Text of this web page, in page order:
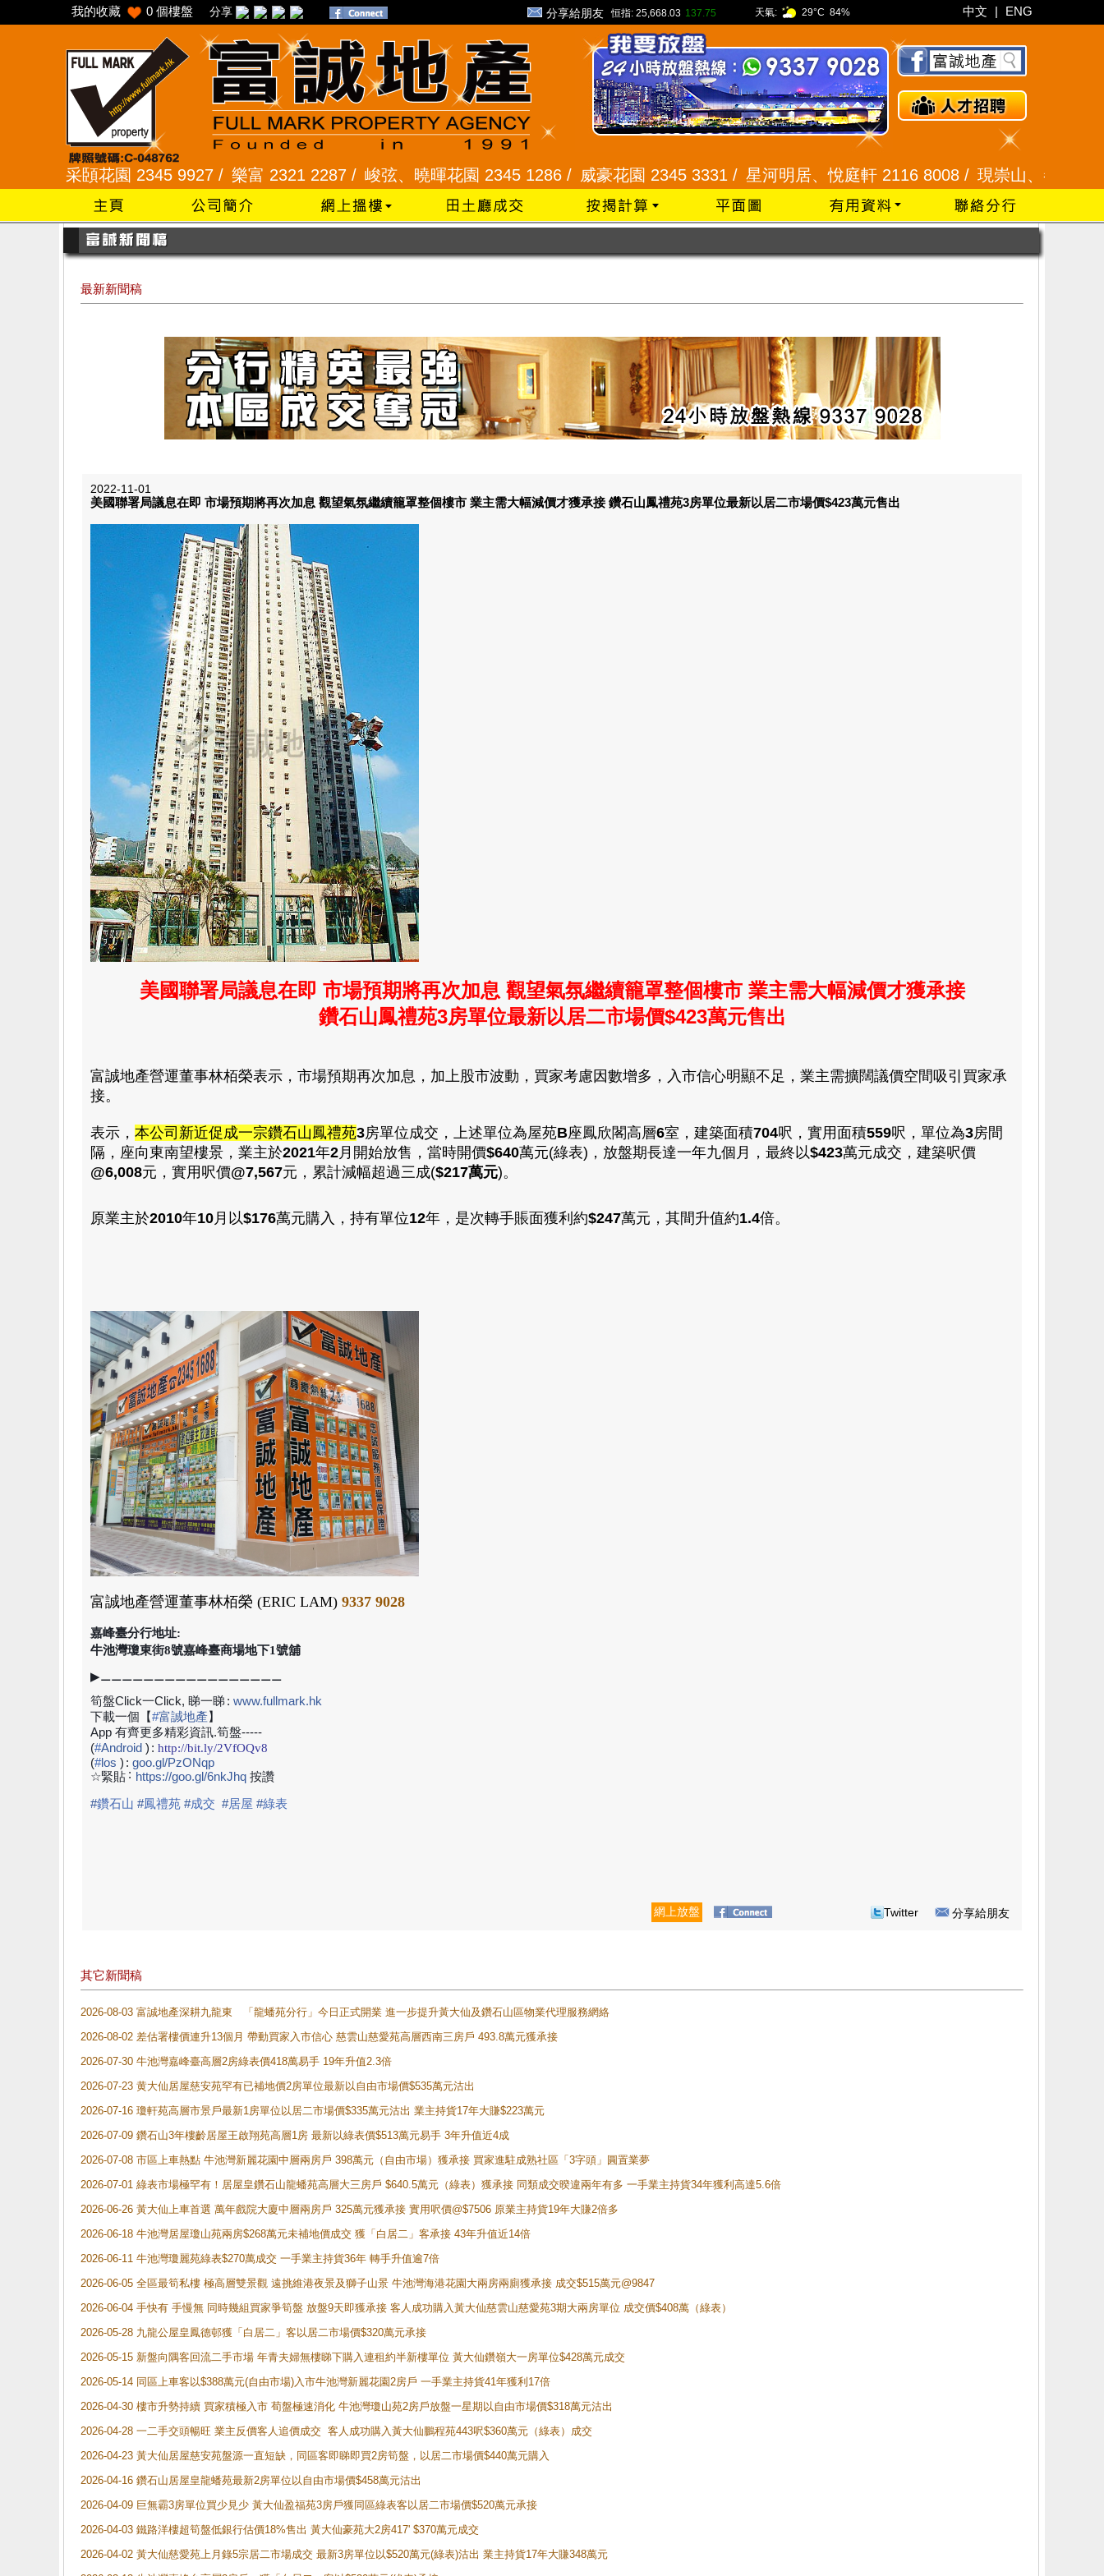
我的收藏 0 個樓盤 分享 分享給朋友 恒指: 25,668.03 137.75 天氣: 29°C 84% 中文 | ENG
花園 2345 9927 / 樂富 2321 2287 / 峻弦、曉暉花園 2345 1286 / 威豪花園 2345 3331 / 星河明居、悅庭軒 2116 8008 / 現崇山、譽港灣 2345 9926
最新新聞稿
2022-11-01
美國聯署局議息在即 市場預期將再次加息 觀望氣氛繼續籠罩整個樓市 業主需大幅減價才獲承接 鑽石山鳳禮苑3房單位最新以居二市場價$423萬元售出
美國聯署局議息在即 市場預期將再次加息 觀望氣氛繼續籠罩整個樓市 業主需大幅減價才獲承接
鑽石山鳳禮苑3房單位最新以居二市場價$423萬元售出
富誠地產營運董事林栢榮表示 ， 市場預期再次加息 ， 加上股市波動 ，買家考慮因數增多 ，入市信心明顯不足 ， 業主需擴闊議價空間吸引買家承
接。
表示 ， 本公司新近促成一宗鑽石山鳳禮苑3房單位成交 ，上述單位為屋苑B座鳳欣閣高層6室 ， 建築面積704呎 ， 實用面積559呎， 單位為3房間
隔 ， 座向東南望樓景 ，業主於2021年2 月開始放售 ， 當時開價$640萬元(綠表) ，放盤期長達一年九個月 ，最終以$423萬元成交 ， 建築呎價
@6,008元 ， 實用呎價@7,567元 ，累計減幅超過三成($217萬元)。
原業主於2010年10 月以$176萬元購入，持有單位12年，是次轉手賬面獲利約$247萬元 ，其間升值約1.4倍。
富誠地產營運董事林栢榮 (ERIC LAM) 9337 9028
嘉峰臺分行地址:
牛池灣瓊東街8號嘉峰臺商場地下1號舖
▶⚊⚊⚊⚊⚊⚊⚊⚊⚊⚊⚊⚊⚊⚊⚊⚊⚊
筍盤Click一Click, 睇一睇: www.fullmark.hk
下載一個【#富誠地產】
App 有齊更多精彩資訊.筍盤-----
(#Android ) : http://bit.ly/2VfOQv8
(#los ) : goo.gl/PzONqp
☆緊貼 :https://goo.gl/6nkJhq 按讚
#鑽石山 #鳳禮苑 #成交 #居屋 #綠表
網上放盤 Twitter 分享給朋友
其它新聞稿
2026-08-03 富誠地產深耕九龍東 「龍蟠苑分行」今日正式開業 進一步提升黃大仙及鑽石山區物業代理服務網絡
2026-08-02 差估署樓價連升13個月 帶動買家入市信心 慈雲山慈愛苑高層西南三房戶 493.8萬元獲承接
2026-07-30 牛池灣嘉峰臺高層2房綠表價418萬易手 19年升值2.3倍
2026-07-23 黄大仙居屋慈安苑罕有已補地價2房單位最新以自由市場價$535萬元沽出
2026-07-16 瓊軒苑高層市景戶最新1房單位以居二市場價$335萬元沽出 業主持貨17年大賺$223萬元
2026-07-09 鑽石山3年樓齡居屋王啟翔苑高層1房 最新以綠表價$513萬元易手 3年升值近4成
2026-07-08 市區上車熱點 牛池灣新麗花園中層兩房戶 398萬元（自由市場）獲承接 買家進駐成熟社區「3字頭」圓置業夢
2026-07-01 綠表市場極罕有！居屋皇鑽石山龍蟠苑高層大三房戶 $640.5萬元（綠表）獲承接 同類成交暌違兩年有多 一手業主持貨34年獲利高達5.6倍
2026-06-26 黃大仙上車首選 萬年戲院大廈中層兩房戶 325萬元獲承接 實用呎價@$7506 原業主持貨19年大賺2倍多
2026-06-18 牛池灣居屋瓊山苑兩房$268萬元未補地價成交 獲「白居二」客承接 43年升值近14倍
2026-06-11 牛池灣瓊麗苑綠表$270萬成交 一手業主持貨36年 轉手升值逾7倍
2026-06-05 全區最筍私樓 極高層雙景觀 遠挑維港夜景及獅子山景 牛池灣海港花園大兩房兩廁獲承接 成交$515萬元@9847
2026-06-04 手快有 手慢無 同時幾組買家爭筍盤 放盤9天即獲承接 客人成功購入黃大仙慈雲山慈愛苑3期大兩房單位 成交價$408萬（綠表）
2026-05-28 九龍公屋皇鳳德邨獲「白居二」客以居二市場價$320萬元承接
2026-05-15 新盤向隅客回流二手市場 年青夫婦無樓睇下購入連租約半新樓單位 黃大仙鑽嶺大一房單位$428萬元成交
2026-05-14 同區上車客以$388萬元(自由市場)入市牛池灣新麗花園2房戶 一手業主持貨41年獲利17倍
2026-04-30 樓市升勢持續 買家積極入市 荀盤極速消化 牛池灣瓊山苑2房戶放盤一星期以自由市場價$318萬元沽出
2026-04-28 一二手交頭暢旺 業主反價客人追價成交 客人成功購入黃大仙鵬程苑443呎$360萬元（綠表）成交
2026-04-23 黃大仙居屋慈安苑盤源一直短缺，同區客即睇即買2房筍盤，以居二市場價$440萬元購入
2026-04-16 鑽石山居屋皇龍蟠苑最新2房單位以自由市場價$458萬元沽出
2026-04-09 巨無霸3房單位買少見少 黃大仙盈福苑3房戶獲同區綠表客以居二市場價$520萬元承接
2026-04-03 鐵路洋樓超筍盤低銀行估價18%售出 黃大仙豪苑大2房417' $370萬元成交
2026-04-02 黃大仙慈愛苑上月錄5宗居二市場成交 最新3房單位以$520萬元(綠表)沽出 業主持貨17年大賺348萬元